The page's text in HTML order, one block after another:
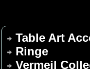
Table Art
Ringe
Vermeil